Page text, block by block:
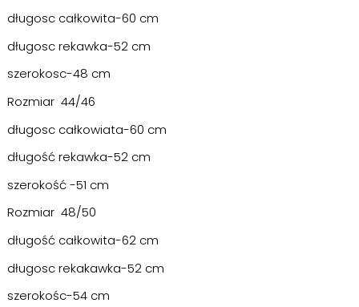
długosc całkowita-60 cm
długosc rekawka-52 cm
szerokosc-48 cm
Rozmiar 44/46
długosc całkowiata-60 cm
długość rekawka-52 cm
szerokość -51 cm
Rozmiar 48/50
długość całkowita-62 cm
długosc rekakawka-52 cm
szerokośc-54 cm